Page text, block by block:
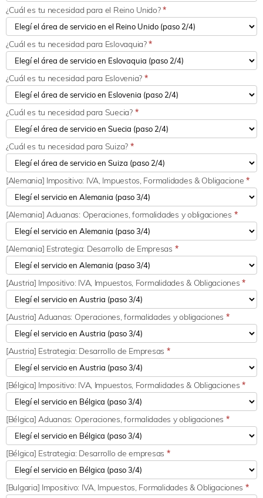
¿Cuál es tu necesidad para el Reino Unido?*
¿Cuál es tu necesidad para Eslovaquia?*
¿Cuál es tu necesidad para Eslovenia? *
¿Cuál es tu necesidad para Suecia? *
¿Cuál es tu necesidad para Suiza? *
[Alemania] Impositivo: IVA, Impuestos, Formalidades & Obligacione*
[Alemania] Aduanas: Operaciones, formalidades y obligaciones *
[Alemania] Estrategia: Desarrollo de Empresas *
[Austria] Impositivo: IVA, Impuestos, Formalidades & Obligaciones*
[Austria] Aduanas: Operaciones, formalidades y obligaciones *
[Austria] Estrategia: Desarrollo de Empresas *
[Bélgica] Impositivo: IVA, Impuestos, Formalidades & Obligaciones*
[Bélgica] Aduanas: Operaciones, formalidades y obligaciones *
[Bélgica] Estrategia: Desarrollo de empresas *
[Bulgaria] Impositivo: IVA, Impuestos, Formalidades & Obligaciones *